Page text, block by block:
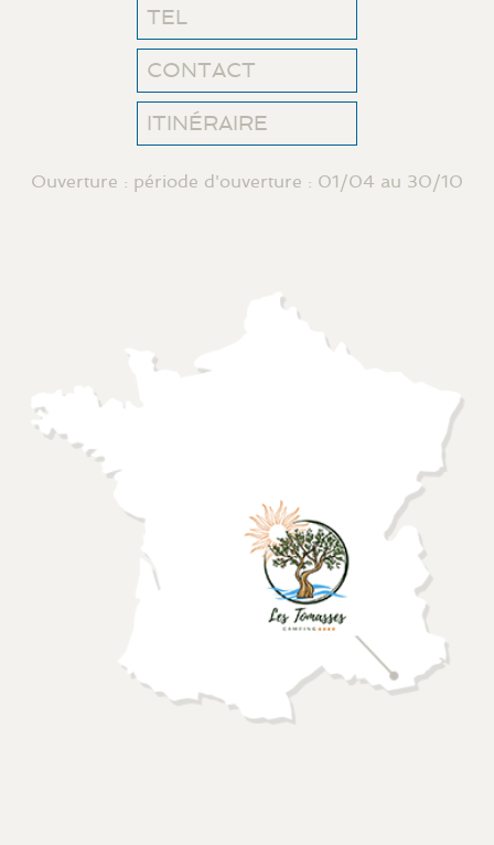
TEL
CONTACT
ITINÉRAIRE
Ouverture : période d'ouverture : 01/04 au 30/10